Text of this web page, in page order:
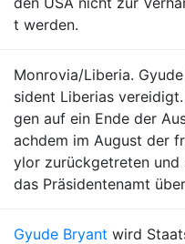
t werden.
Monrovia/Liberia.
sident Liberias
gen auf ein Ende der
achdem im August der
ylor zurückgetreten und
das Präsidentenamt
Gyude Bryant wird